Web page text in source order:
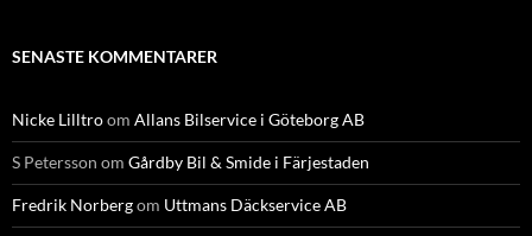
SENASTE KOMMENTARER
Nicke Lilltroom Allans Bilservice i Göteborg AB
S Petersson om Gårdby Bil & Smide i Färjestaden
Fredrik Norbergom Uttmans Däckservice AB